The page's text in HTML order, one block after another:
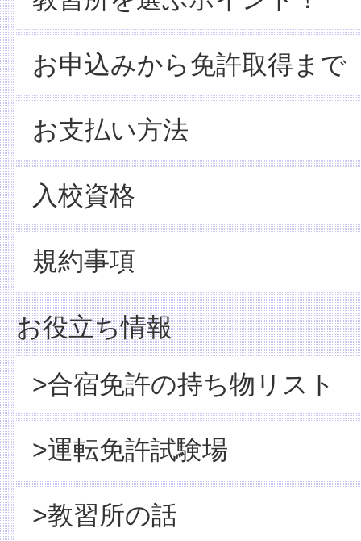
お申込みから免許取得まで
お支払い方法
入校資格
規約事項
お役立ち情報
>合宿免許の持ち物リスト
>運転免許試験場
>教習所の話